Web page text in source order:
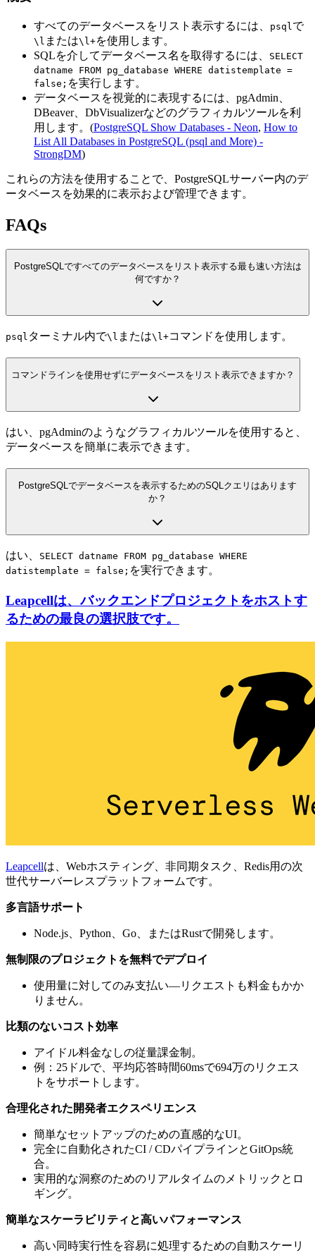
すべてのデータベースをリスト表示するには、 psql で
\l または\l+を使用します。
SQLを介してデータベース名を取得するには、
SELECT
datname FROM pg_database WHERE datistemplate =
false; を実行します。
データベースを視覚的に表現するには、pgAdmin、
DBeaver、DbVisualizerなどのグラフィカルツールを利
用します。(PostgreSQL Show Databases - Neon, How to
List All Databases in PostgreSQL (psql and More) -
StrongDM)
これらの方法を使用することで、PostgreSQLサーバー内のデ
ータベースを効果的に表示および管理できます。
FAQs
PostgreSQLですべてのデータベースをリスト表示する最も速い方法は
何ですか？
psql ターミナル内で\l または\l+コマンドを使用します。
コマンドラインを使用せずにデータベースをリスト表示できますか？
はい、pgAdminのようなグラフィカルツールを使用すると、
データベースを簡単に表示できます。
PostgreSQLでデータベースを表示するためのSQLクエリはあります
か？
はい、
SELECT datname FROM pg_database WHERE
datistemplate = false; を実行できます。
Leapcellは、バックエンドプロジェクトをホストす
るための最良の選択肢です。
Leapcellは、Webホスティング、非同期タスク、Redis用の次
世代サーバーレスプラットフォームです。
多言語サポート
Node.js、Python、Go、またはRustで開発します。
無制限のプロジェクトを無料でデプロイ
使用量に対してのみ支払い—リクエストも料金もかか
りません。
比類のないコスト効率
アイドル料金なしの従量課金制。
例：25ドルで、平均応答時間60msで694万のリクエス
トをサポートします。
合理化された開発者エクスペリエンス
簡単なセットアップのための直感的なUI。
完全に自動化されたCI / CDパイプラインとGitOps統
合。
実用的な洞察のためのリアルタイムのメトリックとロ
ギング。
簡単なスケーラビリティと高いパフォーマンス
高い同時実行性を容易に処理するための自動スケーリ